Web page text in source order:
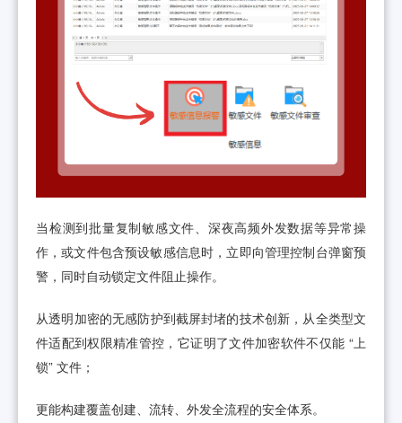
当检测到批量复制敏感文件、深夜高频外发数据等异常操
作，或文件包含预设敏感信息时，立即向管理控制台弹窗预
警，同时自动锁定文件阻止操作。
‍从透明加密的无感防护到截屏封堵的技术创新，从全类型文
件适配到权限精准管控，它证明了文件加密软件不仅能 “上
锁” 文件；
更能构建覆盖创建、流转、外发全流程的安全体系。